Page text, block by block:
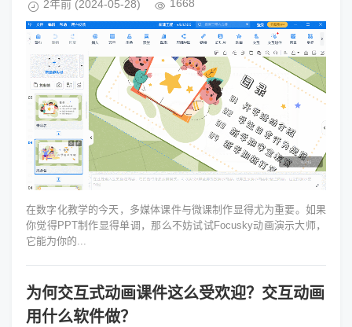
2年前 (2024-05-28) 1668
在数字化教学的今天，多媒体课件与微课制作显得尤为重要。如果
你觉得PPT制作显得单调，那么不妨试试Focusky动画演示大师，
它能为你的...
为何交互式动画课件这么受欢迎？交互动画
用什么软件做？